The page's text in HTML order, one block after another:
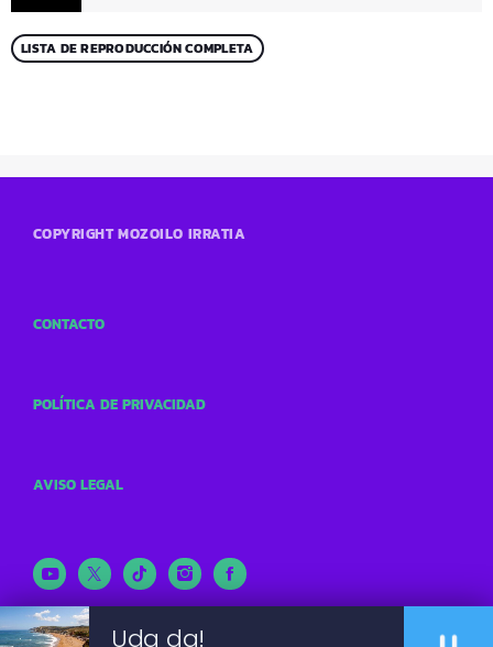
LISTA DE REPRODUCCIÓN COMPLETA
Uda da!
COPYRIGHT MOZOILO IRRATIA
CONTACTO
POLÍTICA DE PRIVACIDAD
AVISO LEGAL